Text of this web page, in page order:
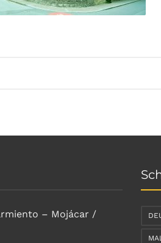
– Mojácar /